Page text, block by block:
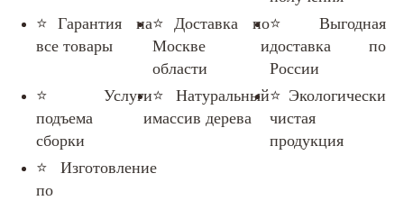
⭐Гарантия на
все товары
⭐Доставка по
Москве и
области
⭐Выгодная
доставка по
России
⭐Услуги
подъема и
сборки
⭐Натуральный
массив дерева
⭐Экологически
чистая
продукция
⭐Изготовление
по